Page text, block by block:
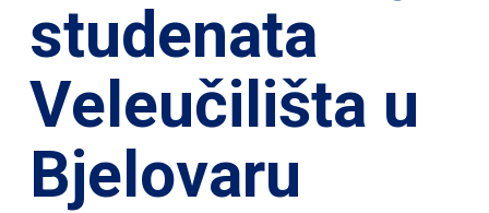
studenata
Veleučilišta u
Bjelovaru